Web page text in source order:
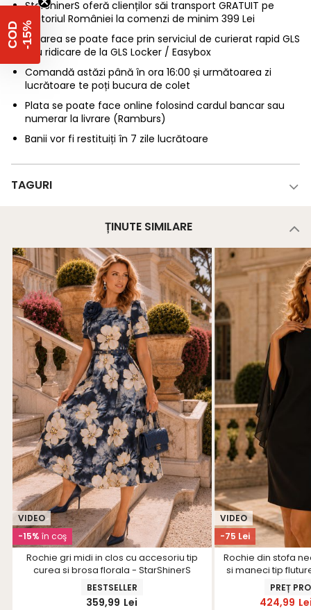
StarShinerS oferă clienților săi transport GRATUIT pe
teritoriul României la comenzi de minim 399 Lei
Livrarea se poate face prin serviciul de curierat rapid GLS
sau ridicare de la GLS Locker / Easybox
Comandă astăzi până în ora 16:00 și următoarea zi
lucrătoare te poți bucura de colet
Plata se poate face online folosind cardul bancar sau
numerar la livrare (Ramburs)
Banii vor fi restituiți în 7 zile lucrătoare
TAGURI
ȚINUTE SIMILARE
-15% în coş
VIDEO
Rochie gri midi in clos cu accesoriu tip
curea si brosa florala - StarShinerS
BESTSELLER
359,99 Lei
-75 Lei
VIDEO
Rochie din stofa
si maneci tip
pe umeri
PREȚ
424,99
C
O
D
-
1
5 %